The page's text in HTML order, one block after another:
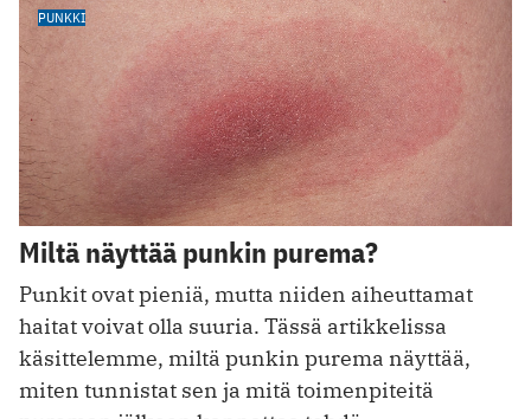
PUNKKI
Miltä näyttää punkin purema?
Punkit ovat pieniä, mutta niiden aiheuttamat
haitat voivat olla suuria. Tässä artikkelissa
käsittelemme, miltä punkin purema näyttää,
miten tunnistat sen ja mitä toimenpiteitä